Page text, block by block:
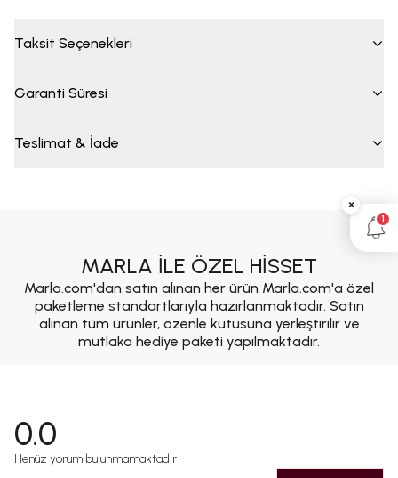
Taksit Seçenekleri
Garanti Süresi
Teslimat & İade
MARLA İLE ÖZEL HİSSET
Marla.com'dan satın alınan her ürün Marla.com'a özel
paketleme standartlarıyla hazırlanmaktadır. Satın
alınan tüm ürünler, özenle kutusuna yerleştirilir ve
mutlaka hediye paketi yapılmaktadır.
0.0
Henüz yorum bulunmamaktadır
×
1